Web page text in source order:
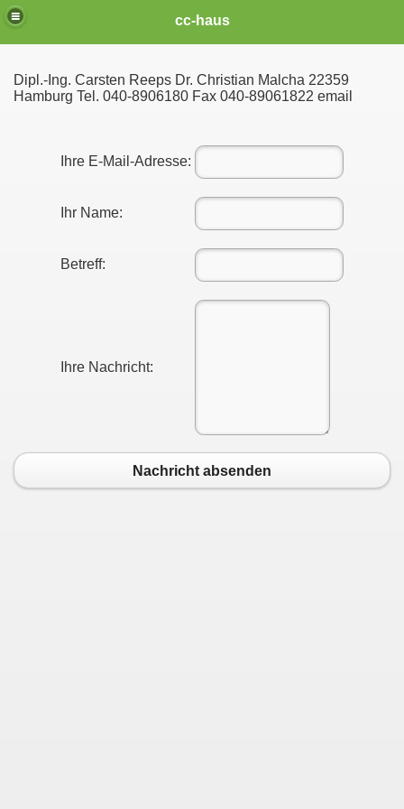
cc-haus
Dipl.-Ing. Carsten Reeps Dr. Christian Malcha 22359
Hamburg Tel. 040-8906180 Fax 040-89061822 email
Ihre E-Mail-Adresse:
Ihr Name:
Betreff:
Ihre Nachricht:
Nachricht absenden